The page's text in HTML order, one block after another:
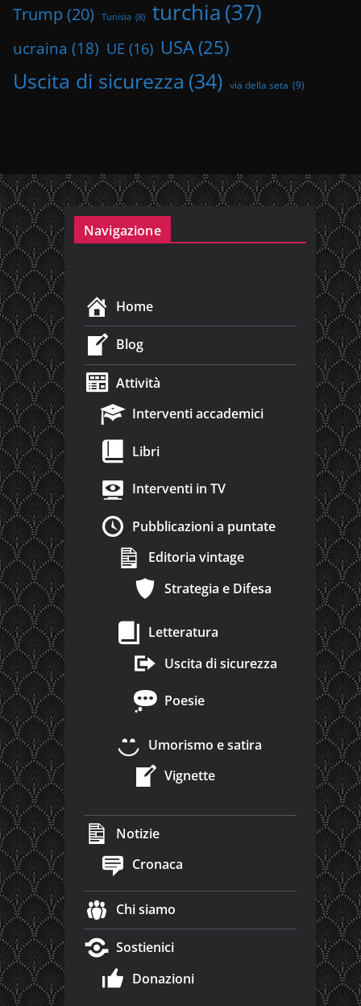
Trump (20) Tunisia (8) turchia(37)
ucraina (18) UE (16) USA (25)
Uscita di sicurezza (34) via della seta (9)
Navigazione
Home
Blog
Attività
Interventi accademici
Libri
Interventi in TV
Pubblicazioni a puntate
Editoria vintage
Strategia e Difesa
Letteratura
Uscita di sicurezza
Poesie
Umorismo e satira
Vignette
Notizie
Cronaca
Chi siamo
Sostienici
Donazioni